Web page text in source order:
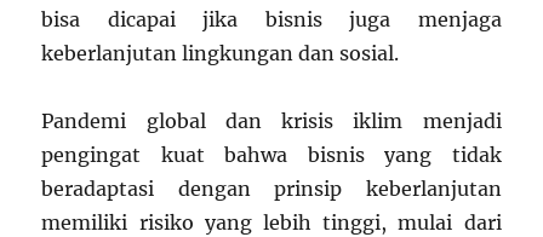
bisa dicapai jika bisnis juga menjaga
keberlanjutan lingkungan dan sosial.
Pandemi global dan krisis iklim menjadi
pengingat kuat bahwa bisnis yang tidak
beradaptasi dengan prinsip keberlanjutan
memiliki risiko yang lebih tinggi, mulai dari